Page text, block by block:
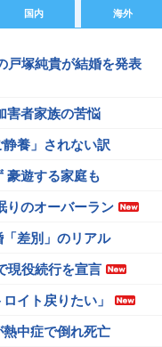
国内 海外
戸塚純貴が結婚を発表
害者家族の苦悩
養」されない訳
豪遊する家庭も
りのオーバーラン
差別」のリアル
現役続行を宣言
イト戻りたい」
中症で倒れ死亡